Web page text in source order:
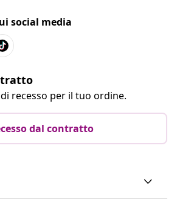
social media
recesso per il tuo ordine.
dal contratto